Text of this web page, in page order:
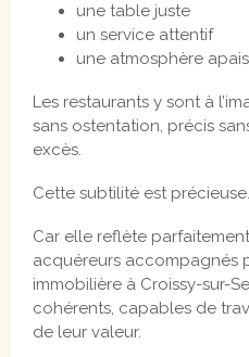
une table juste
un service attentif
une atmosphère
Les restaurants y sont à
sans ostentation, précis
excès.
Cette subtilité est précieuse.
Car elle reflète
acquéreurs accompagnés
immobilière à Croissy-sur-
cohérents, capables de
de leur valeur.